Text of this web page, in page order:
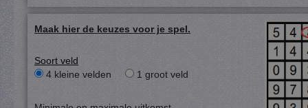
Maak hier de keuzes voor je spel.
Soort veld
4 kleine velden
1 groot veld